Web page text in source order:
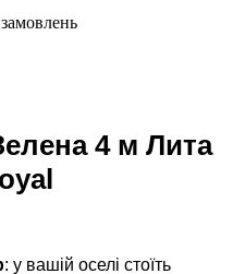
4 м Лита
: у вашій оселі стоїть